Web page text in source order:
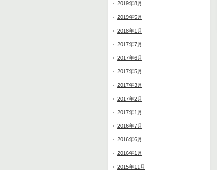
2019年8月
2019年5月
2018年1月
2017年7月
2017年6月
2017年5月
2017年3月
2017年2月
2017年1月
2016年7月
2016年6月
2016年1月
2015年11月